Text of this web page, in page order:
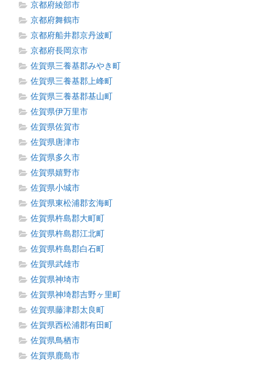
京都府綾部市
京都府舞鶴市
京都府船井郡京丹波町
京都府長岡京市
佐賀県三養基郡みやき町
佐賀県三養基郡上峰町
佐賀県三養基郡基山町
佐賀県伊万里市
佐賀県佐賀市
佐賀県唐津市
佐賀県多久市
佐賀県嬉野市
佐賀県小城市
佐賀県東松浦郡玄海町
佐賀県杵島郡大町町
佐賀県杵島郡江北町
佐賀県杵島郡白石町
佐賀県武雄市
佐賀県神埼市
佐賀県神埼郡吉野ヶ里町
佐賀県藤津郡太良町
佐賀県西松浦郡有田町
佐賀県鳥栖市
佐賀県鹿島市